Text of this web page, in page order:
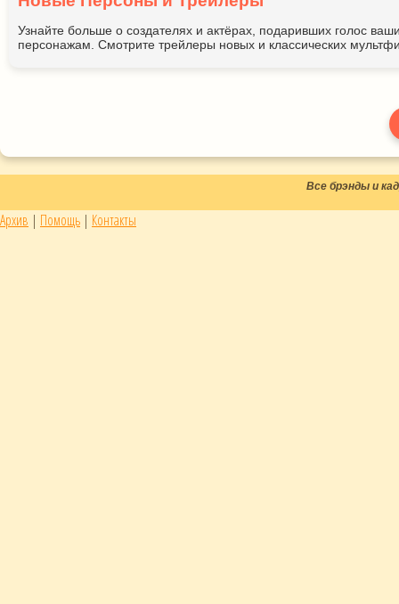
Узнайте больше о создателях и актёрах, подаривших голос
персонажам. Смотрите трейлеры новых и классических
Все брэнды и
Архив | Помощь | Контакты